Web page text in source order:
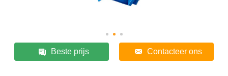
Beste prijs Contacteer ons